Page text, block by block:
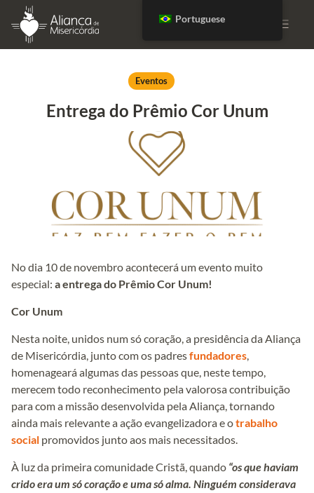
DOE
Eventos
Entrega do Prêmio Cor Unum
No dia 10 de novembro acontecerá um evento muito
especial: a entrega do Prêmio Cor Unum!
Cor Unum
Nesta noite, unidos num só coração, a presidência da Aliança
de Misericórdia, junto com os padresfundadores,
homenageará algumas das pessoas que, neste tempo,
merecem todo reconhecimento pela valorosa contribuição
para com a missão desenvolvida pela Aliança, tornando
ainda mais relevante a ação evangelizadora e otrabalho
social promovidos junto aos mais necessitados.
À luz da primeira comunidade Cristã, quando “os que haviam
crido era um só coração e uma só alma. Ninguém considerava
Portuguese